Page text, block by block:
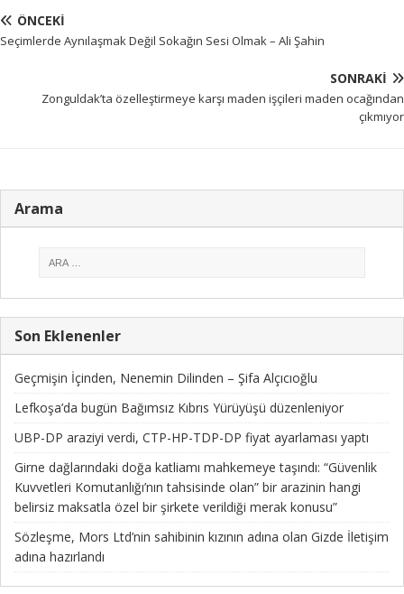
ÖNCEKI
Seçimlerde Aynılaşmak Değil Sokağın Sesi Olmak – Ali Şahin
SONRAKI
Zonguldak’ta özelleştirmeye karşı maden işçileri maden ocağından
çıkmıyor
Arama
Son Eklenenler
Geçmişin İçinden, Nenemin Dilinden – Şifa Alçıcıoğlu
Lefkoşa’da bugün Bağımsız Kıbrıs Yürüyüşü düzenleniyor
UBP-DP araziyi verdi, CTP-HP-TDP-DP fiyat ayarlaması yaptı
Girne dağlarındaki doğa katliamı mahkemeye taşındı: “Güvenlik
Kuvvetleri Komutanlığı’nın tahsisinde olan” bir arazinin hangi
belirsiz maksatla özel bir şirkete verildiği merak konusu”
Sözleşme, Mors Ltd’nin sahibinin kızının adına olan Gizde İletişim
adına hazırlandı